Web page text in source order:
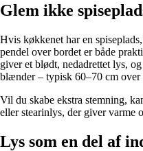
Glem ikke
Hvis køkkenet har en
pendel over bordet er både
giver et blødt, nedadrettet lys,
blænder – typisk 60–70 cm over
Vil du skabe ekstra stemning,
eller stearinlys, der giver varme
Lys som en del af